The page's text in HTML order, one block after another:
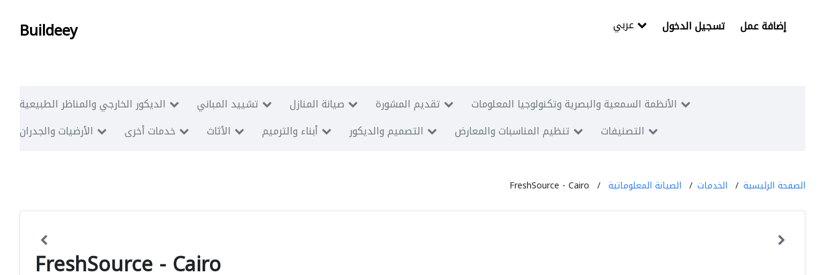
Buildeey تسجيل الدخول إضافة عمل
الديكور الخارجي والمناظر الطبيعية تشييد المباني صيانة المنازل تقديم المشورة
الأنظمة السمعية والبصرية وتكنولوجيا المعلومات
الأرضيات والجدران
خدمات أخرى الأثاث أبناء والترميم التصميم والديكور تنظيم المناسبات والمعارض التصنيفات
الصفحة الرئيسية الخدمات الصيانة المعلوماتية FreshSource - Cairo
FreshSource - Cairo